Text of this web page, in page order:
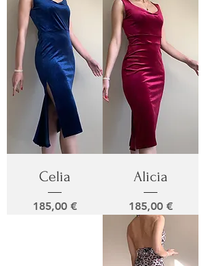
Celia
Prix
185,00 €
Alicia
Prix
185,00 €